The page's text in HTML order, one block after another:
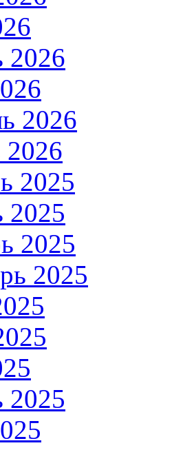
2026
2026
2026
2025
2025
2025
2025
2025